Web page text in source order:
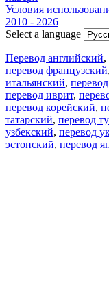
Условия
2010 - 2026
Select a language
Перевод английский,
перевод французский,
итальянский,
перевод иврит,
перевод корейский,
татарский, перевод
узбекский, перевод
эстонский, перевод